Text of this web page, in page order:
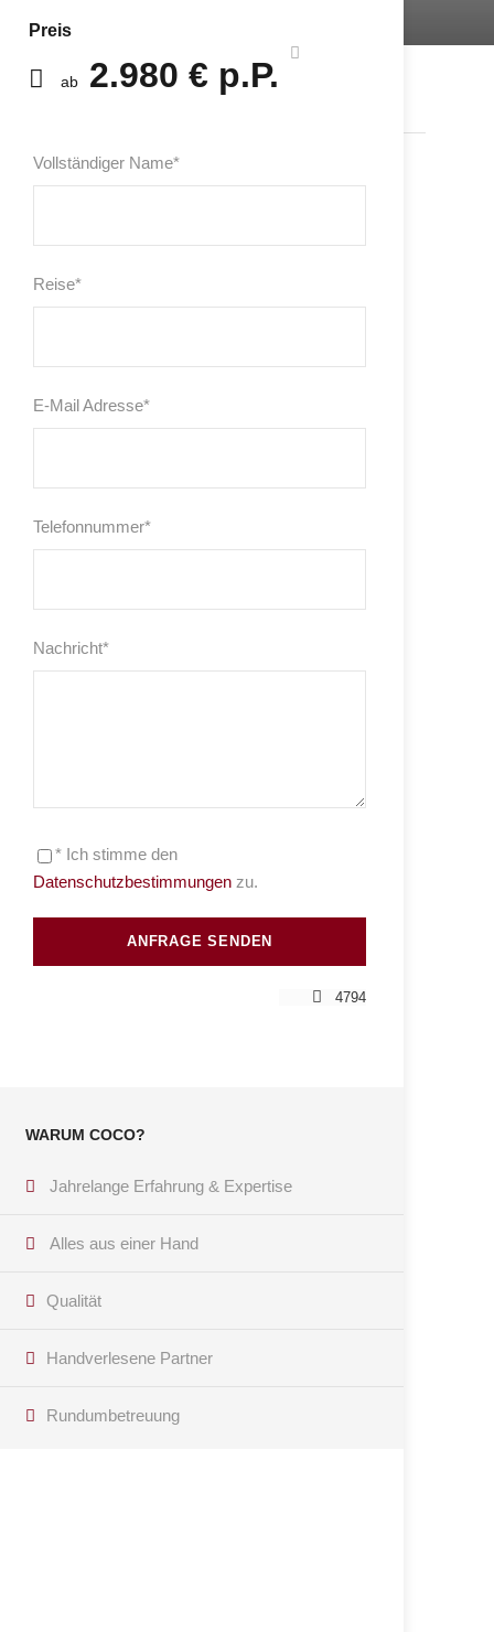
Preis
ab 2.980 € p.P.
Vollständiger Name*
Reise*
E-Mail Adresse*
Telefonnummer*
Nachricht*
* Ich stimme den
Datenschutzbestimmungen zu.
4794
WARUM COCO?
Jahrelange Erfahrung & Expertise
Alles aus einer Hand
Qualität
Handverlesene Partner
Rundumbetreuung